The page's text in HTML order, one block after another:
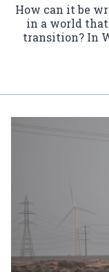
How can it be
in a world that
transition? In